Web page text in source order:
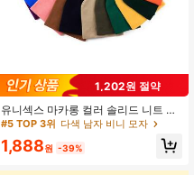
1,202원 절약
유니섹스 마카롱 컬러 솔리드 니트 비
니 모자, Y2K 스트릿웨어 아크릴 캡 가
#5 TOP 3위 다색 남자 비니 모자
높은 재방문 고객
#5 TOP 3위 다색 남자 비니 모자
높은 재방문 고객
#5 TOP 3위 다색 남자 비니 모자
높은 재방문 고객
#5 TOP 3위
높은 재방문 고객
1,888원 -39%